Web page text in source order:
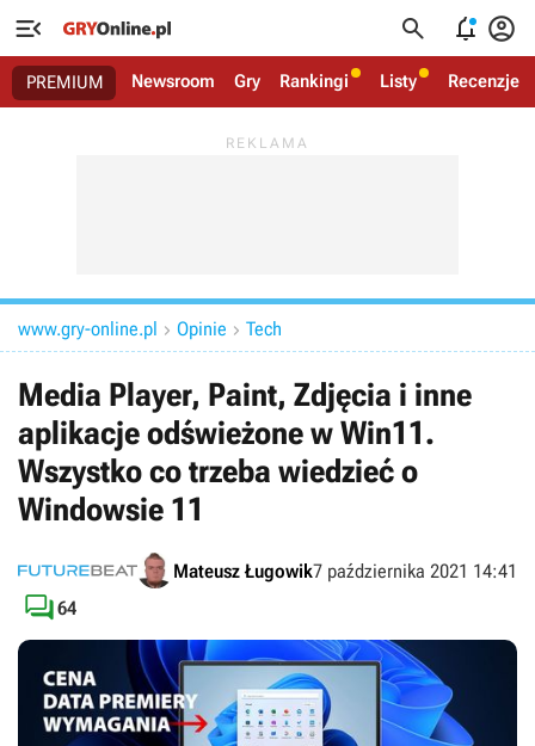
   
PREMIUM Newsroom Gry Rankingi Listy Recenzje
www.gry-online.pl  Opinie  Tech
Media Player, Paint, Zdjęcia i inne
aplikacje odświeżone w Win11.
Wszystko co trzeba wiedzieć o
Windowsie 11
Mateusz Ługowik7 października 2021 14:41
64